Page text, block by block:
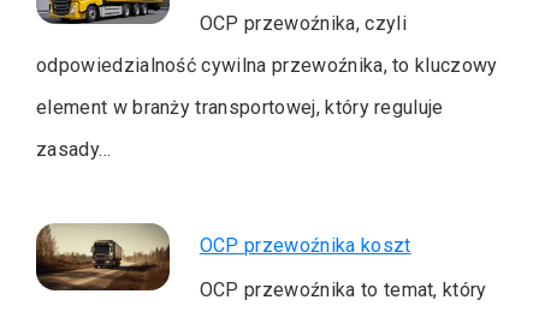
OCP przewoźnika, czyli
odpowiedzialność cywilna przewoźnika, to kluczowy
element w branży transportowej, który reguluje
zasady…
OCP przewoźnika koszt
OCP przewoźnika to temat, który